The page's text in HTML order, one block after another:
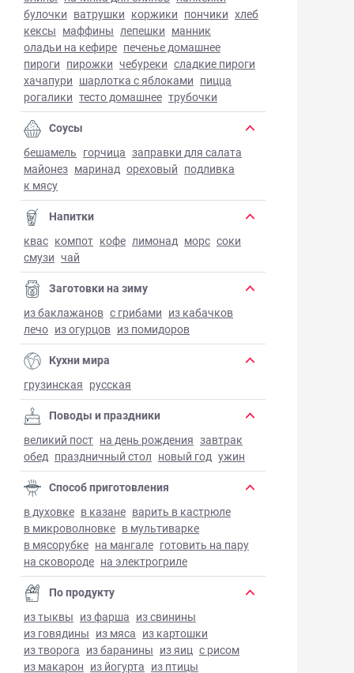
булочки ватрушки коржики пончики хлеб
кексы маффины лепешки манник
оладьи на кефире печенье домашнее
пироги пирожки чебуреки сладкие пироги
хачапури шарлотка с яблоками пицца
рогалики тесто домашнее трубочки
Соусы
бешамель горчица заправки для салата
майонез маринад ореховый подливка
к мясу
Напитки
квас компот кофе лимонад морс соки
смузи чай
Заготовки на зиму
из баклажанов с грибами из кабачков
лечо из огурцов из помидоров
Кухни мира
грузинская русская
Поводы и праздники
великий пост на день рождения завтрак
обед праздничный стол новый год ужин
Способ приготовления
в духовке в казане варить в кастрюле
в микроволновке в мультиварке
в мясорубке на мангале готовить на пару
на сковороде на электрогриле
По продукту
из тыквы из фарша из свинины
из говядины из мяса из картошки
из творога из баранины из яиц с рисом
из макарон из йогурта из птицы